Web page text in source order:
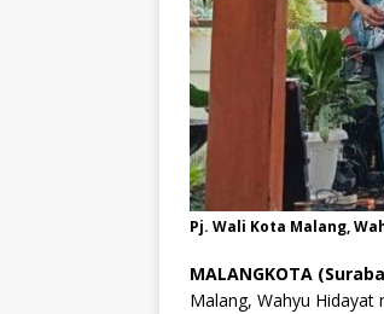
Pj. Wali Kota Malang,
MALANGKOTA
Malang, Wahyu